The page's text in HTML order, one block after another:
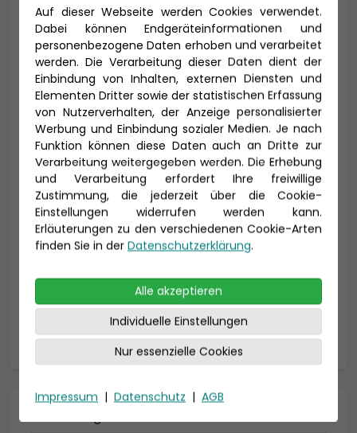
E-Mail *
Telefon *
Geburtsdatum
* = Pflichtfelder
Auf dieser Webseite werden Cookies verwendet.
Dabei können Endgeräteinformationen und
personenbezogene Daten erhoben und verarbeitet
werden. Die Verarbeitung dieser Daten dient der
Einbindung von Inhalten, externen Diensten und
Elementen Dritter sowie der statistischen Erfassung
von Nutzerverhalten, der Anzeige personalisierter
Werbung und Einbindung sozialer Medien. Je nach
Funktion können diese Daten auch an Dritte zur
Verarbeitung weitergegeben werden. Die Erhebung
und Verarbeitung erfordert Ihre freiwillige
Zustimmung, die jederzeit über die Cookie-
Einstellungen widerrufen werden kann.
Erläuterungen zu den verschiedenen Cookie-Arten
finden Sie in der Datenschutzerklärung.
Alle akzeptieren
Individuelle Einstellungen
Nur essenzielle Cookies
Impressum | Datenschutz | AGB